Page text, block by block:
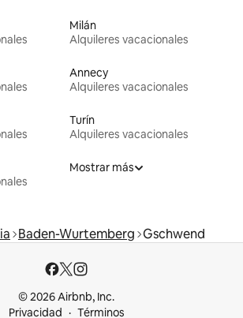
Milán
Alquileres vacacionales
Annecy
Alquileres vacacionales
Turín
Alquileres vacacionales
Mostrar más
Baden-Wurtemberg Gschwend
© 2026 Airbnb, Inc.
Privacidad
Términos